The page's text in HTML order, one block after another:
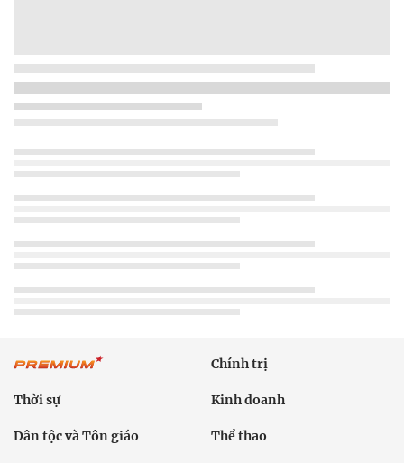
Chính trị
Thời sự Kinh doanh
Dân tộc và Tôn giáo Thể thao